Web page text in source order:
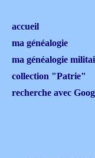
accueil
ma généalogie
ma généalogie
collection "Patrie"
recherche avec